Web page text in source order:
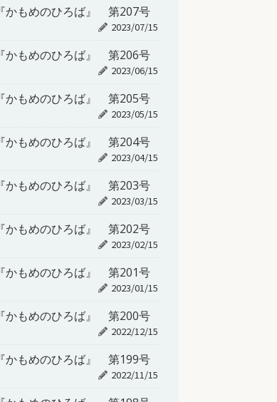
『かもめのひろば』 第207号
2023/07/15
『かもめのひろば』 第206号
2023/06/15
『かもめのひろば』 第205号
2023/05/15
『かもめのひろば』 第204号
2023/04/15
『かもめのひろば』 第203号
2023/03/15
『かもめのひろば』 第202号
2023/02/15
『かもめのひろば』 第201号
2023/01/15
『かもめのひろば』 第200号
2022/12/15
『かもめのひろば』 第199号
2022/11/15